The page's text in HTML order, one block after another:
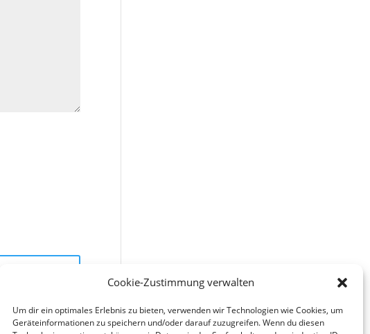
Cookie-Zustimmung verwalten
Um dir ein optimales Erlebnis zu bieten, verwenden wir Technologien wie Cookies, um
Geräteinformationen zu speichern und/oder darauf zuzugreifen. Wenn du diesen